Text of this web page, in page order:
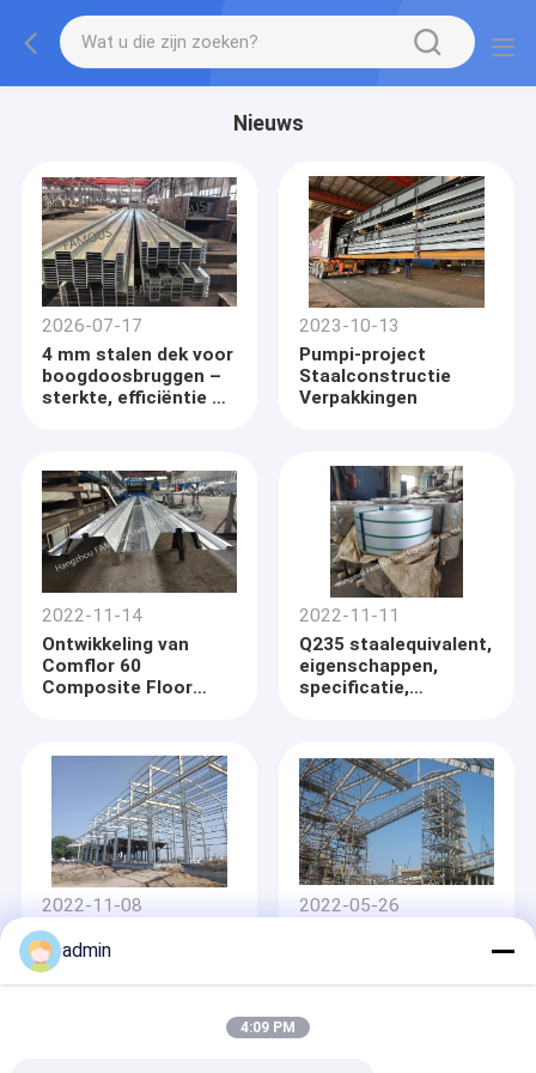
Nieuws
2026-07-17
4 mm stalen dek voor
boogdoosbruggen –
sterkte, efficiëntie en
2023-10-13
Pumpi-project
Staalconstructie
Verpakkingen
2022-11-14
Ontwikkeling van
Comflor 60
Composite Floor
2022-11-11
Q235 staalequivalent,
eigenschappen,
specificatie,
2022-11-08
Verschil tussen
zware en lichte
staalconstructies
2022-05-26
Staal
admin
4:09 PM